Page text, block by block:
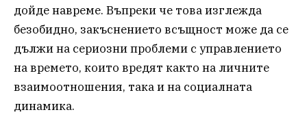
дойде навреме. Въпреки че това изглежда
безобидно, закъснението всъщност може да се
дължи на сериозни проблеми с управлението
на времето, които вредят както на личните
взаимоотношения, така и на социалната
динамика.